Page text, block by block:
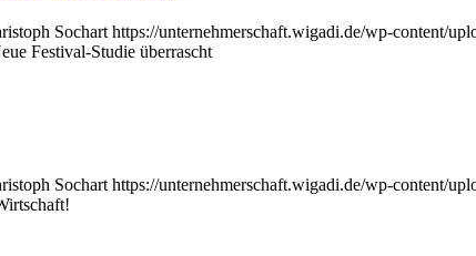
Sochart https://unternehmerschaft.wigadi.de/wp-content/
Festival-Studie überrascht
Sochart https://unternehmerschaft.wigadi.de/wp-content/